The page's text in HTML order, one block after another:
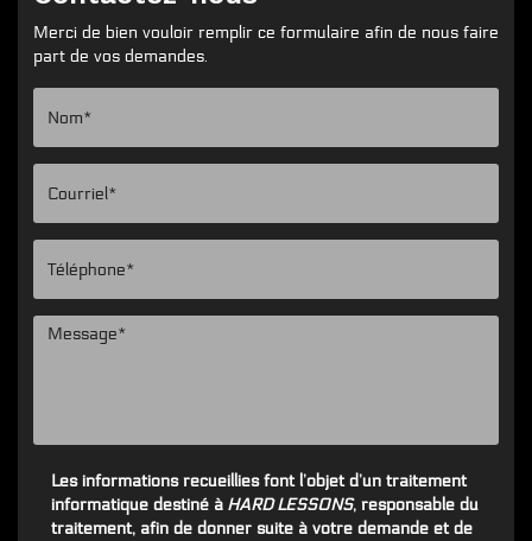
Merci de bien vouloir remplir ce formulaire afin de nous faire
part de vos demandes.
Les informations recueillies font l’objet d’un traitement
informatique destiné àHARD LESSONS, responsable du
traitement, afin de donner suite à votre demande et de